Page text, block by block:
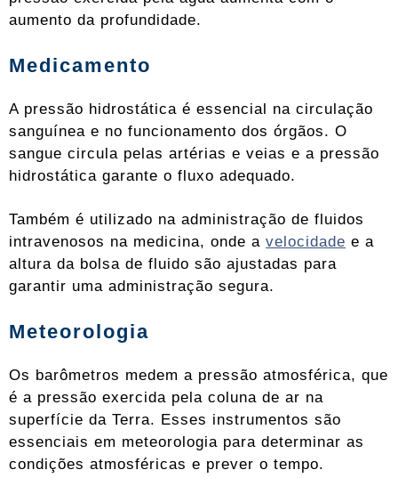
aumento da profundidade.
Medicamento
A pressão hidrostática é essencial na circulação
sanguínea e no funcionamento dos órgãos. O
sangue circula pelas artérias e veias e a pressão
hidrostática garante o fluxo adequado.
Também é utilizado na administração de fluidos
intravenosos na medicina, onde a velocidade e a
altura da bolsa de fluido são ajustadas para
garantir uma administração segura.
Meteorologia
Os barômetros medem a pressão atmosférica, que
é a pressão exercida pela coluna de ar na
superfície da Terra. Esses instrumentos são
essenciais em meteorologia para determinar as
condições atmosféricas e prever o tempo.